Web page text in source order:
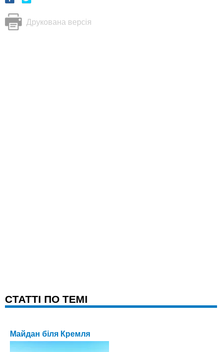
Друкована версія
CТАТТІ ПО ТЕМІ
Майдан біля Кремля